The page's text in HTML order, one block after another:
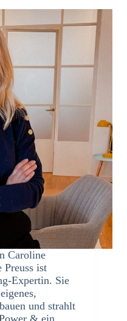
Caroline
Preuss ist
Expertin. Sie
und strahlt
& ein